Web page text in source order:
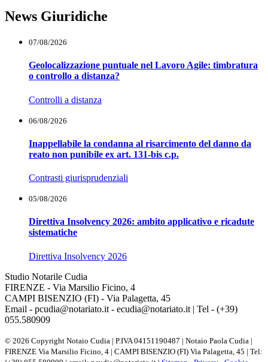
News Giuridiche
07/08/2026
Geolocalizzazione puntuale nel Lavoro Agile: timbratura
o controllo a distanza?
Controlli a distanza
06/08/2026
Inappellabile la condanna al risarcimento del danno da
reato non punibile ex art. 131-bis c.p.
Contrasti giurisprudenziali
05/08/2026
Direttiva Insolvency 2026: ambito applicativo e ricadute
sistematiche
Direttiva Insolvency 2026
Studio Notarile Cudia
FIRENZE - Via Marsilio Ficino, 4
CAMPI BISENZIO (FI) - Via Palagetta, 45
Email - pcudia@notariato.it - ecudia@notariato.it | Tel - (+39)
055.580909
© 2026 Copyright Notaio Cudia | P.IVA 04151190487 | Notaio Paola Cudia |
FIRENZE Via Marsilio Ficino, 4 | CAMPI BISENZIO (FI) Via Palagetta, 45 | Tel: